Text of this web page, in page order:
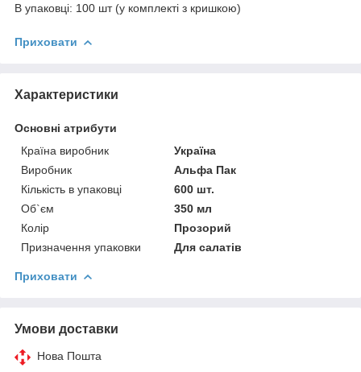
В упаковці: 100 шт (у комплекті з кришкою)
Приховати
Характеристики
Основні атрибути
Країна виробник
Україна
Виробник
Альфа Пак
Кількість в упаковці
600 шт.
Об`єм
350 мл
Колір
Прозорий
Призначення упаковки
Для салатів
Приховати
Умови доставки
Нова Пошта